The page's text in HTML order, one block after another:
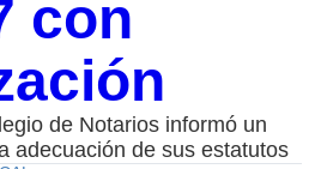
con
de Notarios informó un
adecuación de sus estatutos